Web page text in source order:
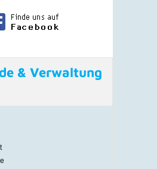
& Verwaltung